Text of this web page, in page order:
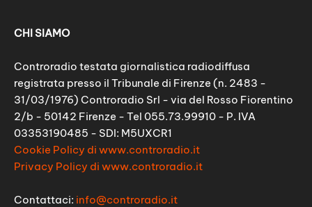
CHI SIAMO
Controradio testata giornalistica radiodiffusa
registrata presso il Tribunale di Firenze (n. 2483 -
31/03/1976) Controradio Srl - via del Rosso Fiorentino
2/b - 50142 Firenze - Tel 055.73.99910 - P. IVA
03353190485 - SDI: M5UXCR1
Cookie Policy di www.controradio.it
Privacy Policy di www.controradio.it
Contattaci: info@controradio.it